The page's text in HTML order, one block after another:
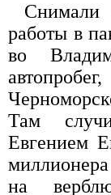
работы в
во
Там
Евгением
на